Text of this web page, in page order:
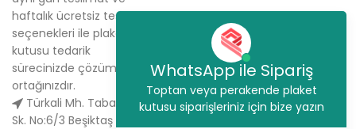
haftalık ücretsiz teslimat
seçenekleri ile plaket
kutusu tedarik
sürecinizde çözüm
ortağınızdır.
Türkali Mh. Tabakçı Hüseyin
Sk. No:6/3 Beşiktaş / İstanbul
Sipariş Ver
İletişim
WhatsApp ile Sipariş
Toptan veya perakende plaket
kutusu siparişleriniz için bize yazın